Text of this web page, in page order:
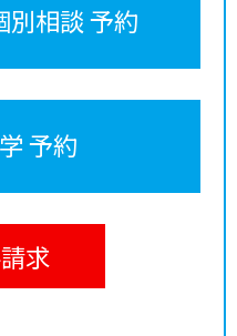
別相談 予約
予約
求